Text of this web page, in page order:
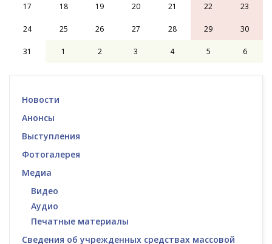
17 18 19 20 21 22 23
24 25 26 27 28 29 30
31 1 2 3 4 5 6
Новости
Анонсы
Выступления
Фотогалерея
Медиа
Видео
Аудио
Печатные материалы
Сведения об учрежденных средствах массовой